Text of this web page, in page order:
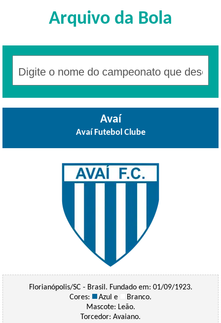
Arquivo da Bola
Avaí
Avaí Futebol Clube
Florianópolis/SC - Brasil. Fundado em: 01/09/1923.
Cores:
Azul e
Branco.
Mascote: Leão.
Torcedor: Avaiano.